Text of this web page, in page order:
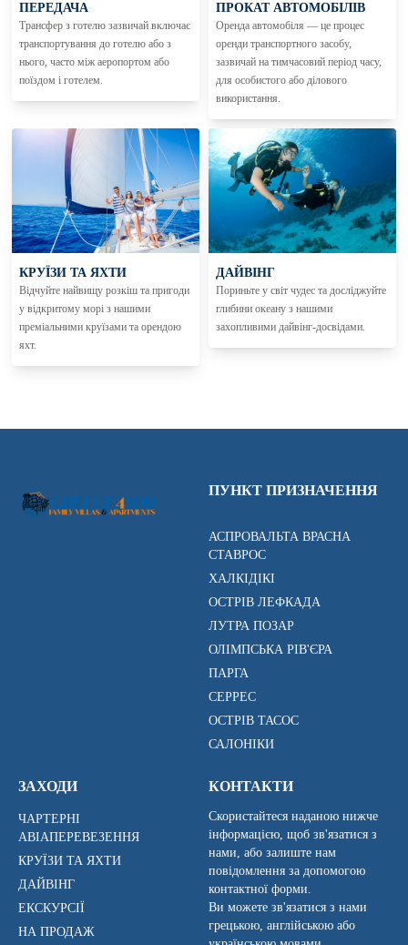
ПЕРЕДАЧА
Трансфер з готелю зазвичай включає
транспортування до готелю або з
нього, часто між аеропортом або
поїздом і готелем.
ПРОКАТ АВТОМОБІЛІВ
Оренда автомобіля — це процес
оренди транспортного засобу,
зазвичай на тимчасовий період часу,
для особистого або ділового
використання.
КРУЇЗИ ТА ЯХТИ
Відчуйте найвищу розкіш та пригоди
у відкритому морі з нашими
преміальними круїзами та орендою
яхт.
ДАЙВІНГ
Пориньте у світ чудес та досліджуйте
глибини океану з нашими
захопливими дайвінг-досвідами.
ПУНКТ ПРИЗНАЧЕННЯ
АСПРОВАЛЬТА ВРАСНА
СТАВРОС
ХАЛКІДІКІ
ОСТРІВ ЛЕФКАДА
ЛУТРА ПОЗАР
ОЛІМПСЬКА РІВ'ЄРА
ПАРГА
СЕРРЕС
ОСТРІВ ТАСОС
САЛОНІКИ
ЗАХОДИ
ЧАРТЕРНІ
АВІАПЕРЕВЕЗЕННЯ
КРУЇЗИ ТА ЯХТИ
ДАЙВІНГ
ЕКСКУРСІЇ
НА ПРОДАЖ
КОНТАКТИ
Скористайтеся наданою нижче
інформацією, щоб зв'язатися з
нами, або залиште нам
повідомлення за допомогою
контактної форми.
Ви можете зв'язатися з нами
грецькою, англійською або